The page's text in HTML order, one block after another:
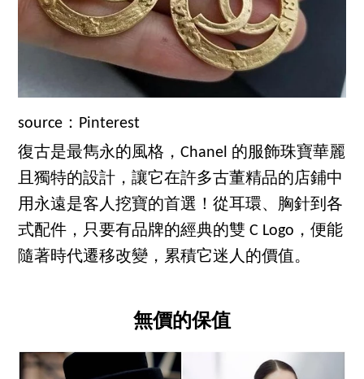
source：Pinterest
復古是最雋永的風格，Chanel 的服飾珠寶華麗
且獨特的設計，讓它在許多古董精品的店鋪中
用永遠是客人挖寶的首選！從耳環、胸針到各
式配件，只要有品牌的經典的雙 C Logo，便能
隨著時代遷移改變，累積它迷人的價值。
無價的保值